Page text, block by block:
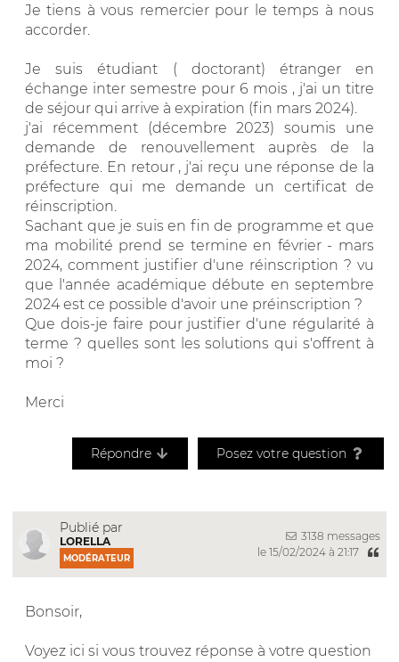
Je tiens à vous remercier pour le temps à nous
accorder.
Je suis étudiant ( doctorant) étranger en
échange inter semestre pour 6 mois , j'ai un titre
de séjour qui arrive à expiration (fin mars 2024).
j'ai récemment (décembre 2023) soumis une
demande de renouvellement auprès de la
préfecture. En retour , j'ai reçu une réponse de la
préfecture qui me demande un certificat de
réinscription.
Sachant que je suis en fin de programme et que
ma mobilité prend se termine en février - mars
2024, comment justifier d'une réinscription ? vu
que l'année académique débute en septembre
2024 est ce possible d'avoir une préinscription ?
Que dois-je faire pour justifier d'une régularité à
terme ? quelles sont les solutions qui s'offrent à
moi ?
Merci
Répondre Posez votre question
Publié par
LORELLA
MODÉRATEUR
3138 messages
le 15/02/2024 à 21:17
Bonsoir,
Voyez ici si vous trouvez réponse à votre question